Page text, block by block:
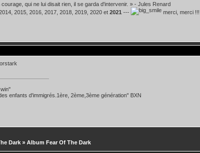
qui ne lui disait rien, il se garda d'intervenir. » - Jules Renard
2015, 2016, 2017, 2018, 2019, 2020 et 2021 --- merci, merci !!!
enfants d'immigrés.1ère, 2ème,3ème génération" BXN
Dark » Album Fear Of The Dark